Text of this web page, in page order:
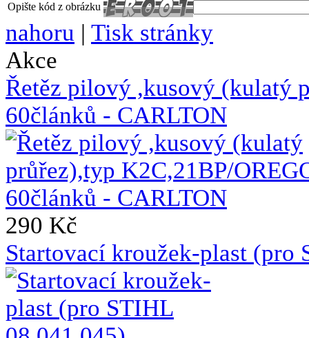
Opište kód z obrázku
nahoru | Tisk stránky
Akce
Řetěz pilový ,kusový (kulatý
60článků - CARLTON
290 Kč
Startovací kroužek-plast (pro